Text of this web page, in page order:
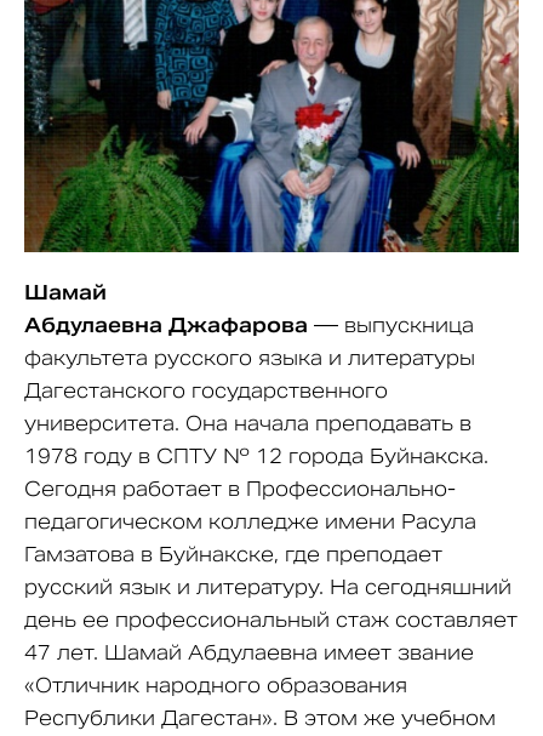
Шамай
Абдулаевна Джафарова — выпускница
факультета русского языка и литературы
Дагестанского государственного
университета. Она начала преподавать в
1978 году в СПТУ № 12 города Буйнакска.
Сегодня работает в Профессионально-
педагогическом колледже имени Расула
Гамзатова в Буйнакске, где преподает
русский язык и литературу. На сегодняшний
день ее профессиональный стаж составляет
47 лет. Шамай Абдулаевна имеет звание
«Отличник народного образования
Республики Дагестан». В этом же учебном